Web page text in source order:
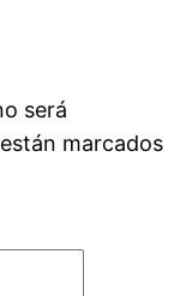
será
marcados